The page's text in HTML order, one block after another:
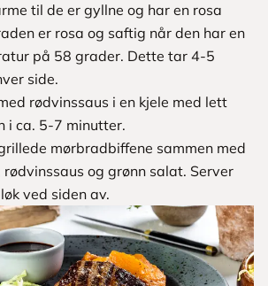
til de er gyllne og har en rosa
er rosa og saftig når den har en
på 58 grader. Dette tar 4-5
side.
rødvinssaus i en kjele med lett
i ca. 5-7 minutter.
mørbradbiffene sammen med
og grønn salat. Server
ved siden av.